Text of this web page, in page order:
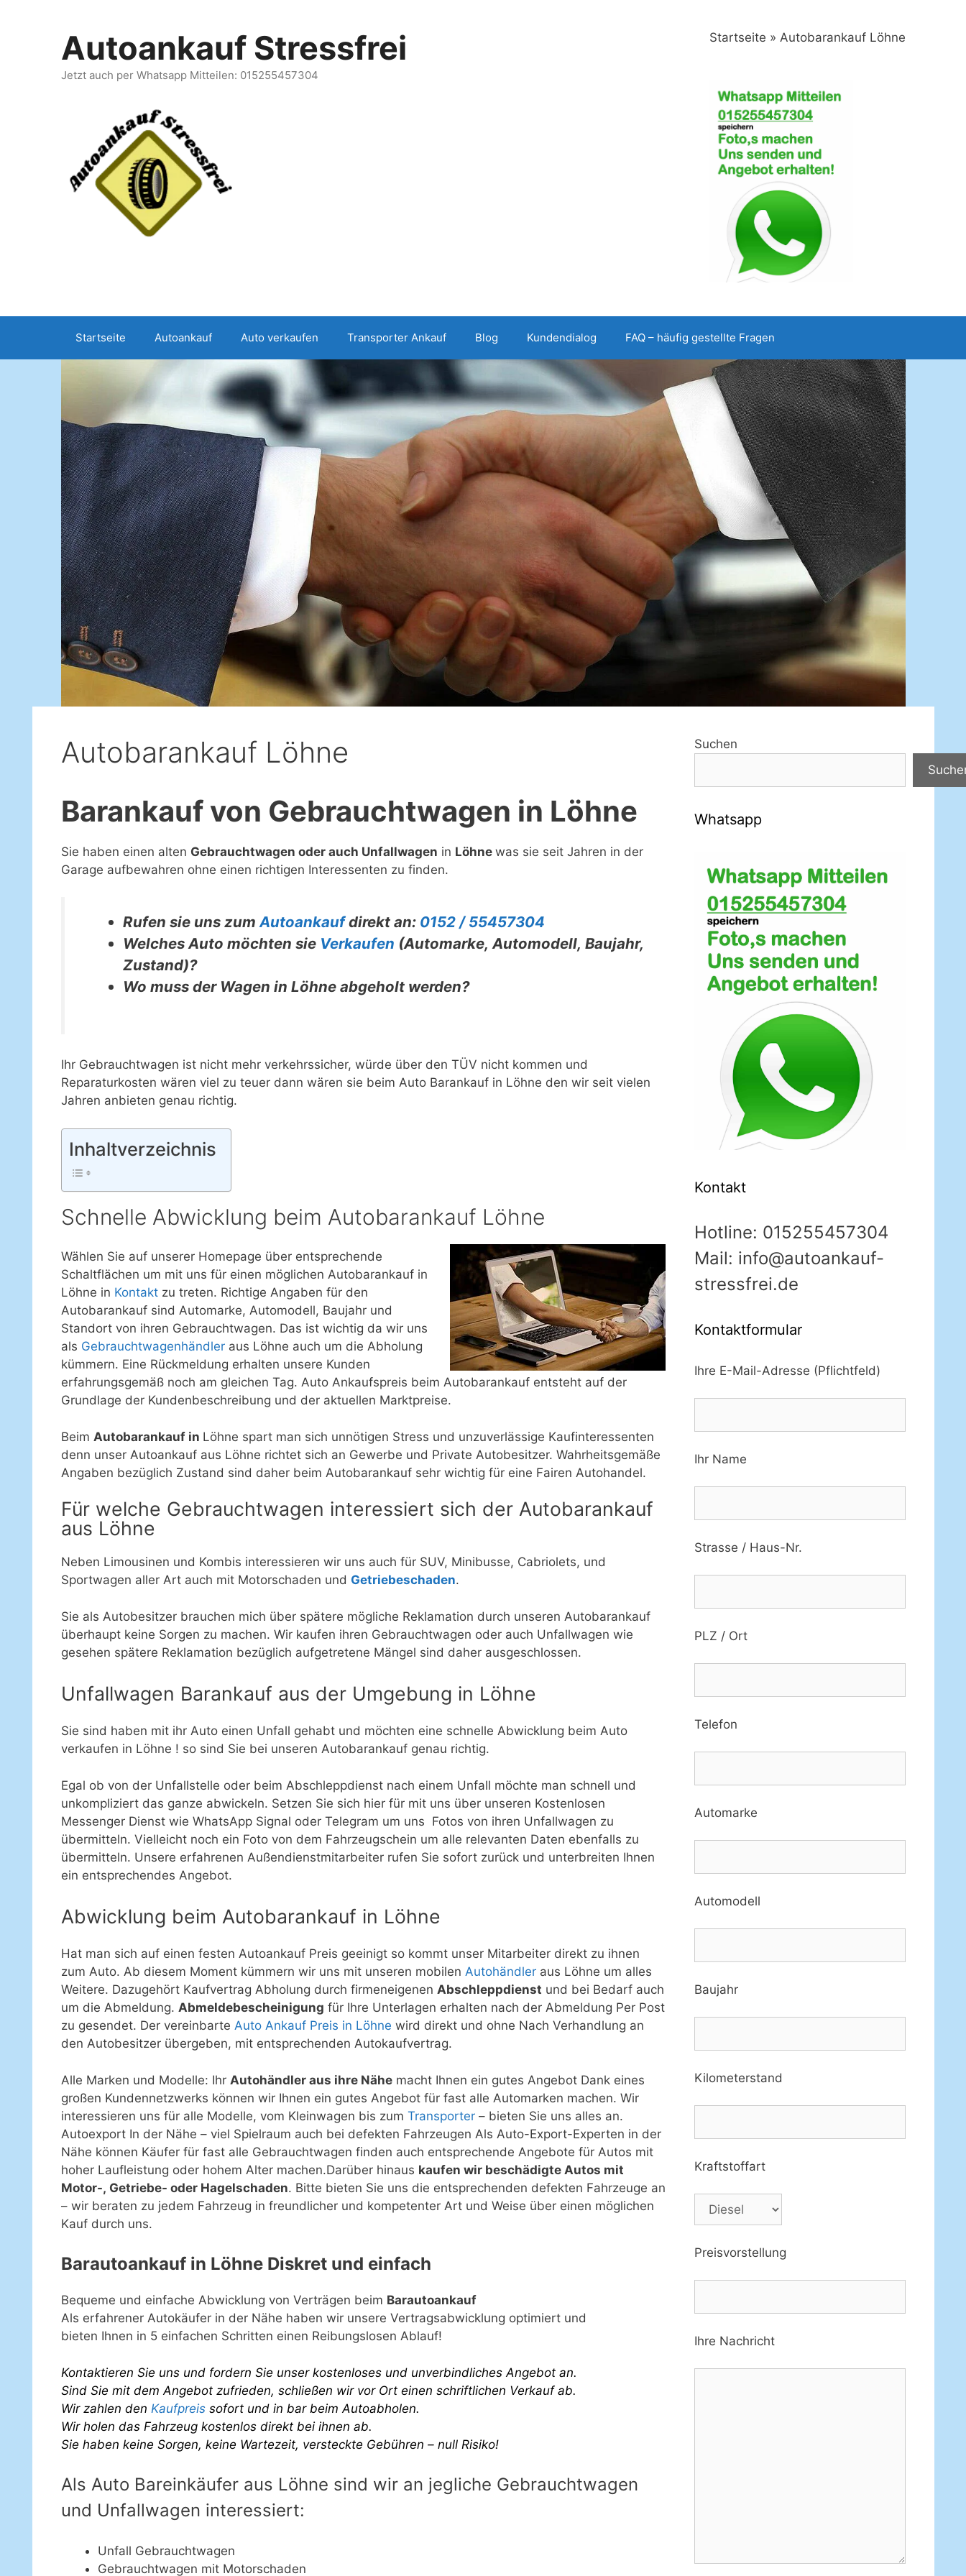
Startseite » Autobarankauf Löhne
Autoankauf Stressfrei
Jetzt auch per Whatsapp Mitteilen: 015255457304
Startseite Autoankauf Auto verkaufen Transporter Ankauf Blog Kundendialog FAQ – häufig gestellte Fragen
Autobarankauf Löhne
Barankauf von Gebrauchtwagen in Löhne
Sie haben einen alten Gebrauchtwagen oder auch Unfallwagen in Löhne was sie seit Jahren in der
Garage aufbewahren ohne einen richtigen Interessenten zu finden.
Rufen sie uns zumAutoankaufdirekt an: 0152 / 55457304
Welches Auto möchten sie Verkaufen (Automarke, Automodell, Baujahr,
Zustand)?
Wo muss der Wagen in Löhne abgeholt werden?
Ihr Gebrauchtwagen ist nicht mehr verkehrssicher, würde über den TÜV nicht kommen und
Reparaturkosten wären viel zu teuer dann wären sie beim Auto Barankauf in Löhne den wir seit vielen
Jahren anbieten genau richtig.
Inhaltverzeichnis
Schnelle Abwicklung beim Autobarankauf Löhne
Wählen Sie auf unserer Homepage über entsprechende
Schaltflächen um mit uns für einen möglichen Autobarankauf in
Löhne in Kontaktzu treten. Richtige Angaben für den
Autobarankauf sind Automarke, Automodell, Baujahr und
Standort von ihren Gebrauchtwagen. Das ist wichtig da wir uns
als Gebrauchtwagenhändleraus Löhne auch um die Abholung
kümmern. Eine Rückmeldung erhalten unsere Kunden
erfahrungsgemäß noch am gleichen Tag. Auto Ankaufspreis beim Autobarankauf entsteht auf der
Grundlage der Kundenbeschreibung und der aktuellen Marktpreise.
Beim Autobarankauf in Löhne spart man sich unnötigen Stress und unzuverlässige Kaufinteressenten
denn unser Autoankauf aus Löhne richtet sich an Gewerbe und Private Autobesitzer. Wahrheitsgemäße
Angaben bezüglich Zustand sind daher beim Autobarankauf sehr wichtig für eine Fairen Autohandel.
Für welche Gebrauchtwagen interessiert sich der Autobarankauf
aus Löhne
Neben Limousinen und Kombis interessieren wir uns auch für SUV, Minibusse, Cabriolets, und
Sportwagen aller Art auch mit Motorschaden und Getriebeschaden.
Sie als Autobesitzer brauchen mich über spätere mögliche Reklamation durch unseren Autobarankauf
überhaupt keine Sorgen zu machen. Wir kaufen ihren Gebrauchtwagen oder auch Unfallwagen wie
gesehen spätere Reklamation bezüglich aufgetretene Mängel sind daher ausgeschlossen.
Unfallwagen Barankauf aus der Umgebung in Löhne
Sie sind haben mit ihr Auto einen Unfall gehabt und möchten eine schnelle Abwicklung beim Auto
verkaufen in Löhne ! so sind Sie bei unseren Autobarankauf genau richtig.
Egal ob von der Unfallstelle oder beim Abschleppdienst nach einem Unfall möchte man schnell und
unkompliziert das ganze abwickeln. Setzen Sie sich hier für mit uns über unseren Kostenlosen
Messenger Dienst wie WhatsApp Signal oder Telegram um uns Fotos von ihren Unfallwagen zu
übermitteln. Vielleicht noch ein Foto von dem Fahrzeugschein um alle relevanten Daten ebenfalls zu
übermitteln. Unsere erfahrenen Außendienstmitarbeiter rufen Sie sofort zurück und unterbreiten Ihnen
ein entsprechendes Angebot.
Abwicklung beim Autobarankauf in Löhne
Hat man sich auf einen festen Autoankauf Preis geeinigt so kommt unser Mitarbeiter direkt zu ihnen
zum Auto. Ab diesem Moment kümmern wir uns mit unseren mobilen Autohändleraus Löhne um alles
Weitere. Dazugehört Kaufvertrag Abholung durch firmeneigenen Abschleppdienst und bei Bedarf auch
um die Abmeldung. Abmeldebescheinigung für Ihre Unterlagen erhalten nach der Abmeldung Per Post
zu gesendet. Der vereinbarte Auto Ankauf Preis in Löhne wird direkt und ohne Nach Verhandlung an
den Autobesitzer übergeben, mit entsprechenden Autokaufvertrag.
Alle Marken und Modelle: Ihr Autohändler aus ihre Nähemacht Ihnen ein gutes Angebot Dank eines
großen Kundennetzwerks können wir Ihnen ein gutes Angebot für fast alle Automarken machen. Wir
interessieren uns für alle Modelle, vom Kleinwagen bis zum Transporter– bieten Sie uns alles an.
Autoexport In der Nähe – viel Spielraum auch bei defekten Fahrzeugen Als Auto-Export-Experten in der
Nähe können Käufer für fast alle Gebrauchtwagen finden auch entsprechende Angebote für Autos mit
hoher Laufleistung oder hohem Alter machen.Darüber hinaus kaufen wir beschädigte Autos mit
Motor-, Getriebe- oder Hagelschaden. Bitte bieten Sie uns die entsprechenden defekten Fahrzeuge an
– wir beraten zu jedem Fahrzeug in freundlicher und kompetenter Art und Weise über einen möglichen
Kauf durch uns.
Barautoankauf in Löhne Diskret und einfach
Bequeme und einfache Abwicklung von Verträgen beim Barautoankauf
Als erfahrener Autokäufer in der Nähe haben wir unsere Vertragsabwicklung optimiert und
bieten Ihnen in 5 einfachen Schritten einen Reibungslosen Ablauf!
Kontaktieren Sie uns und fordern Sie unser kostenloses und unverbindliches Angebot an.
Sind Sie mit dem Angebot zufrieden, schließen wir vor Ort einen schriftlichen Verkauf ab.
Wir zahlen den Kaufpreissofort und in bar beim Autoabholen.
Wir holen das Fahrzeug kostenlos direkt bei ihnen ab.
Sie haben keine Sorgen, keine Wartezeit, versteckte Gebühren – null Risiko!
Als Auto Bareinkäufer aus Löhne sind wir an jegliche Gebrauchtwagen
und Unfallwagen interessiert:
Unfall Gebrauchtwagen
Gebrauchtwagen mit Motorschaden
Suchen
Whatsapp
Kontakt
Hotline: 015255457304
Mail: info@autoankauf-
stressfrei.de
Kontaktformular
Ihre E-Mail-Adresse (Pflichtfeld)
Ihr Name
Strasse / Haus-Nr.
PLZ / Ort
Telefon
Automarke
Automodell
Baujahr
Kilometerstand
Kraftstoffart
Preisvorstellung
Ihre Nachricht